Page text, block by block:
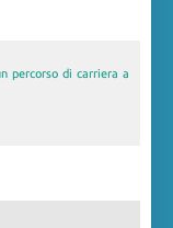
percorso di carriera a
annualità 2018-